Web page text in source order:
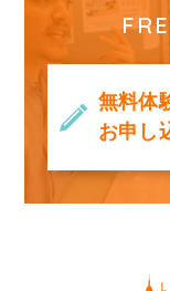
無料体
お申し